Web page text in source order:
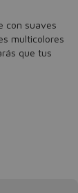
con suaves
multicolores
que tus